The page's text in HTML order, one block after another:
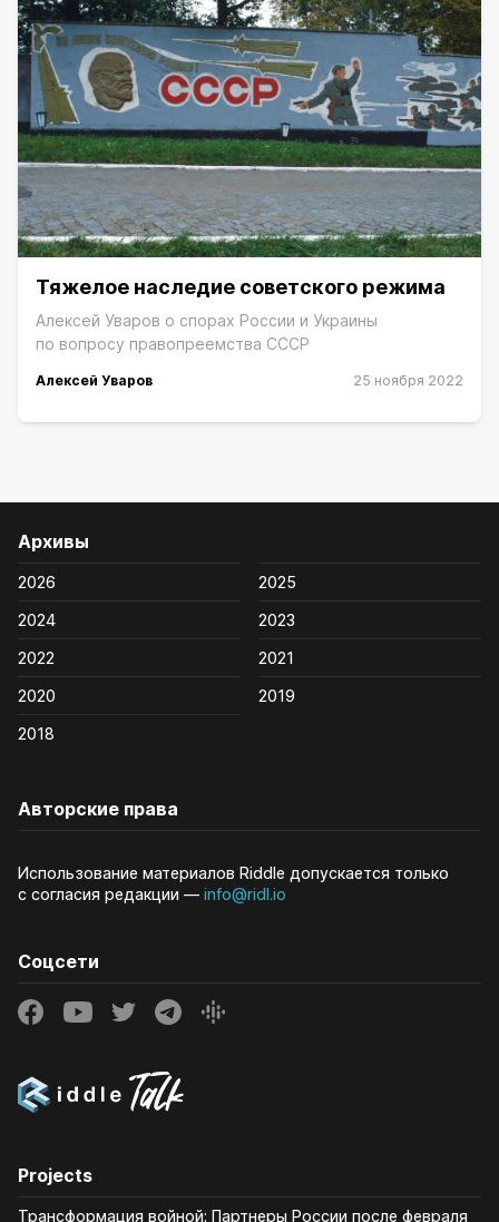
Тяжелое наследие советского режима
Алексей Уваров о спорах России и Украины
по вопросу правопреемства СССР
Алексей Уваров 25 ноября 2022
Архивы
2026
2025
2024
2023
2022
2021
2020
2019
2018
Авторские права
Использование материалов Riddle допускается только
с согласия редакции — info@ridl.io
Соцсети
Projects
Трансформация войной: Партнеры России после февраля